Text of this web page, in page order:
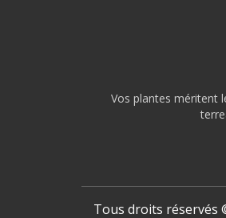
Vos plantes méritent
Tous droits réservés